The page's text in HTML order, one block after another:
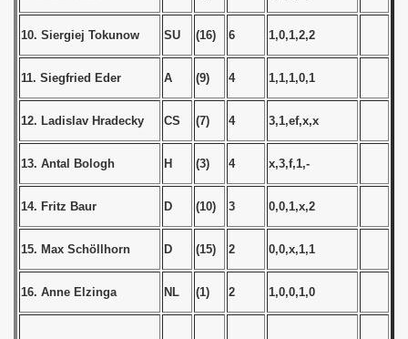
10. Siergiej Tokunow SU (16) 6 1,0,1,2,2
11. Siegfried Eder A (9) 4 1,1,1,0,1
12. Ladislav Hradecky CS (7) 4 3,1,ef,x,x
13. Antal Bologh H (3) 4 x,3,f,1,-
14. Fritz Baur D (10) 3 0,0,1,x,2
15. Max Schöl lhorn D (15) 2 0,0,x,1,1
16. Anne Elzinga NL (1) 2 1,0,0,1,0
Qualifications) - 1983
Zealand Qualifications) - 1983